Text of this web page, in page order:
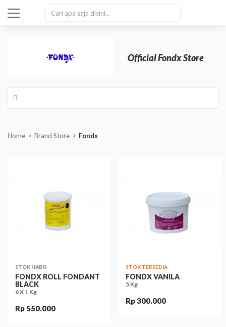
Official Fondx Store
Home Brand Store Fondx
STOK HABIS
FONDX ROLL FONDANT
BLACK
6 X 1 Kg
Rp 550.000
STOK TERSEDIA
FONDX VANILA
5 Kg
Rp 300.000